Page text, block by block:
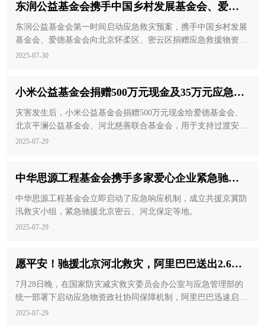
东润公益基金会携手中国乡村发展基金会、爱德
基金会，驰援北京汛情灾区
东润公益基金会第一时间启动应急救灾预案，携手中国乡村发展
基金会、爱德基金会向北京怀柔区、密云区捐赠应急救援物资。
本批次救援物资中包含薄毛毯、成人雨衣、消毒凝胶、防爆电筒
2025-07-30
小米公益基金会捐赠500万元现金及35万元应急物
资，紧急驰援华北强降雨救灾
灾害发生后，小米公益基金会捐赠500万元现金给爱德基金会、
北京平澜公益基金会、河北慈善联合基金会，用于支持过渡安置
和灾后重建等工作。
2025-07-29
中华思源工程基金会携手多家爱心企业紧急驰援
北京、河北暴雨受灾地区
中华思源工程基金会立即启动了应急响应机制，成立共援京冀防
汛救灾小组，紧急驰援北京密云、河北保定等地。
2025-07-29
愿平安！驰援北京河北救灾，阿里巴巴送出2.6万
箱生活必需物资
7月28日晚，在国家防灾减灾救灾委员会办公室与应急管理部的
统一部署下启动应急物资政社协同保障机制，阿里巴巴迅速启动
应急救灾联动旗下菜鸟等业务，紧急向北京送出首批方便食品、
2025-07-29